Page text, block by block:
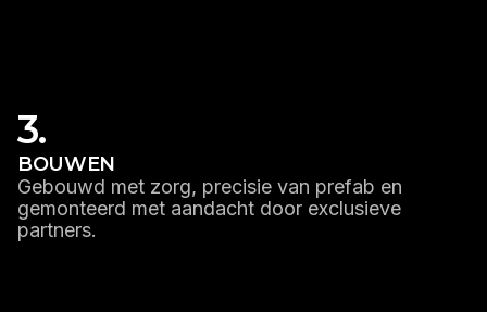
3.
BOUWEN
Gebouwd met zorg, precisie van prefab en
gemonteerd met aandacht door exclusieve
partners.